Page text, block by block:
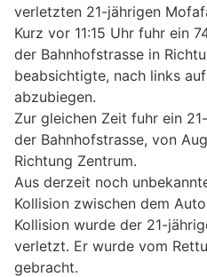
verletzten 21-jährigen
Kurz vor 11:15 Uhr fuhr ein
der Bahnhofstrasse in
beabsichtigte, nach links
abzubiegen.
Zur gleichen Zeit fuhr ein
der Bahnhofstrasse, von
Richtung Zentrum.
Aus derzeit noch
Kollision zwischen dem
Kollision wurde der 21-
verletzt. Er wurde vom
gebracht.